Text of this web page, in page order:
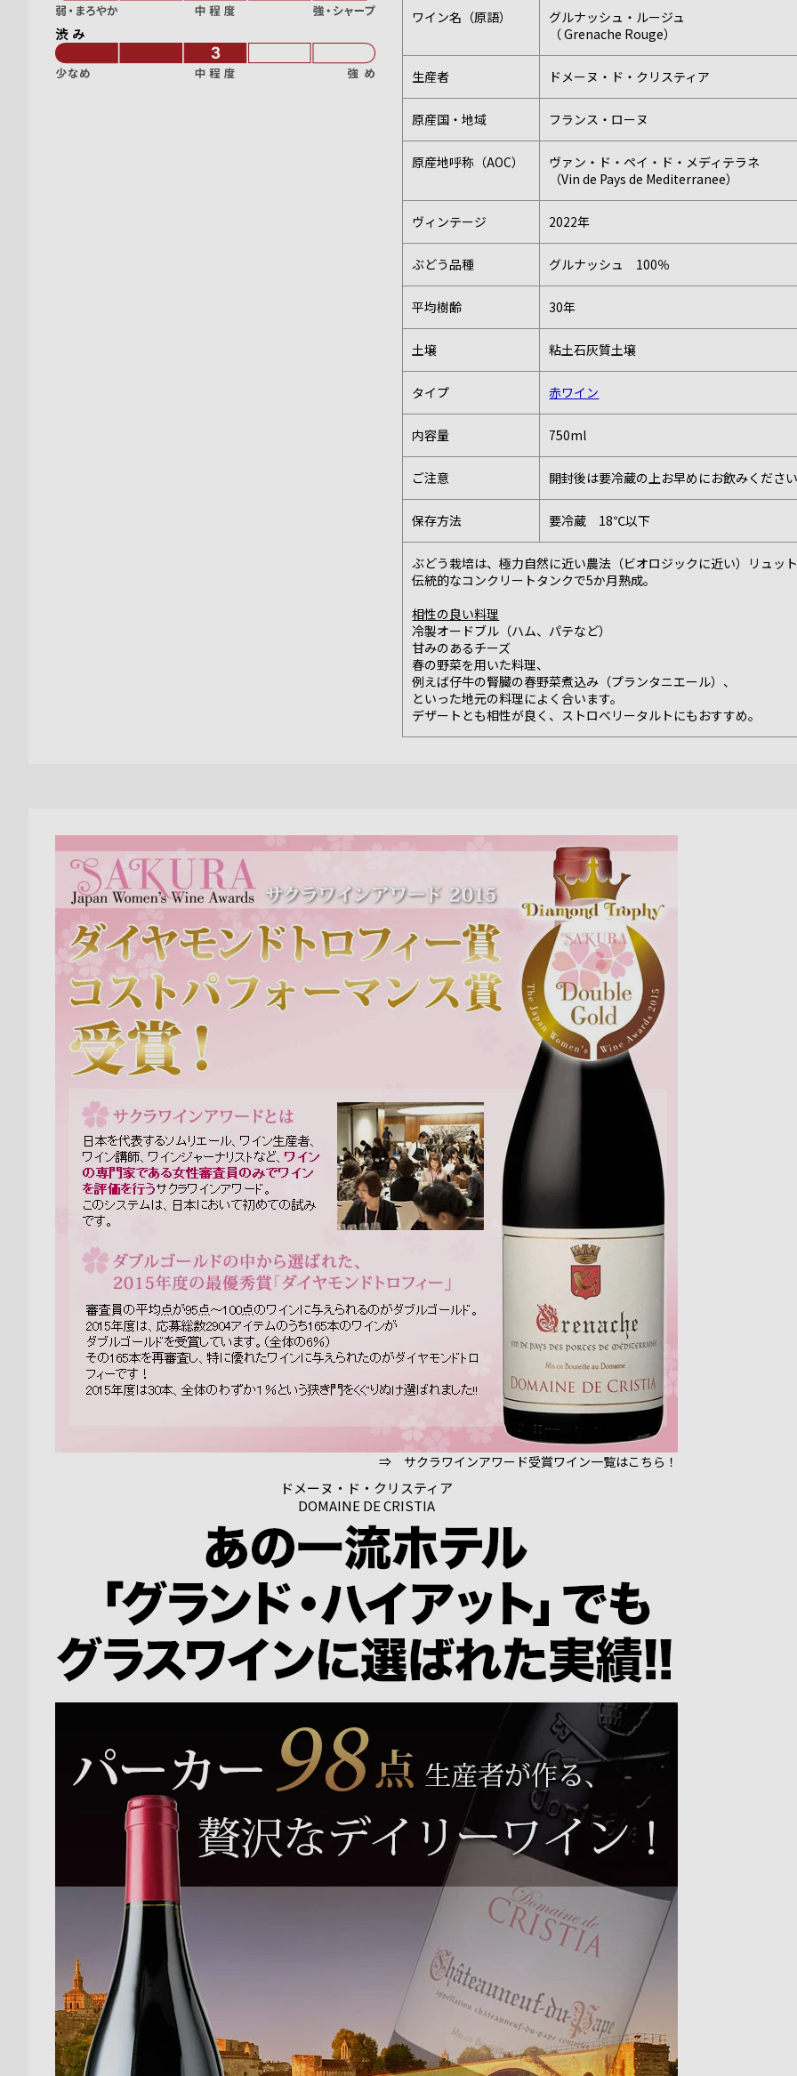
渋み
ワイン名（原語）
グルナッシュ・ルージュ
（ Grenache Rouge）
生産者 ドメーヌ・ド・クリスティア
原産国・地域 フランス・ローヌ
原産地呼称（AOC）
ヴァン・ド・ペイ・ド・メディテラネ
（Vin de Pays de Mediterranee）
ヴィンテージ 2022年
ぶどう品種 グルナッシュ 100％
平均樹齢 30年
土壌 粘土石灰質土壌
タイプ 赤ワイン
内容量 750ml
ご注意 開封後は要冷蔵の上お早めにお飲みくださ
保存方法 要冷蔵 18℃以下
ぶどう栽培は、極力自然に近い農法（ビオロジックに近い）リュッ
伝統的なコンクリートタンクで5か月熟成。
相性の良い料理
冷製オードブル（ハム、パテなど）
甘みのあるチーズ
春の野菜を用いた料理、
例えば仔牛の腎臓の春野菜煮込み（プランタニエール）、
といった地元の料理によく合います。
デザートとも相性が良く、ストロベリータルトにもおすすめ。
⇒ サクラワインアワード受賞ワイン一覧はこちら！
ドメーヌ・ド・クリスティア
DOMAINE DE CRISTIA